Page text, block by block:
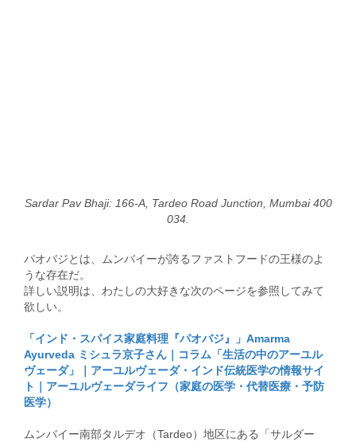
Sardar Pav Bhaji: 166-A, Tardeo Road Junction, Mumbai 400
034.
パオバジとは、ムンバイーが誇るファストフードの王様のよ
うな存在だ。
詳しい説明は、わたしの大好きな次のページを参照してみて
欲しい。
「インド・スパイス家庭料理『パオバジ』」Amarma
Ayurveda ミシュラ京子さん｜コラム「生活の中のアーユル
ヴェーダ」｜アーユルヴェーダ・インド伝統医学の情報サイ
ト｜アーユルヴェーダライフ（家庭の医学・代替医療・予防
医学）
ムンバイー南部タルデオ（Tardeo）地区にある「サルダー